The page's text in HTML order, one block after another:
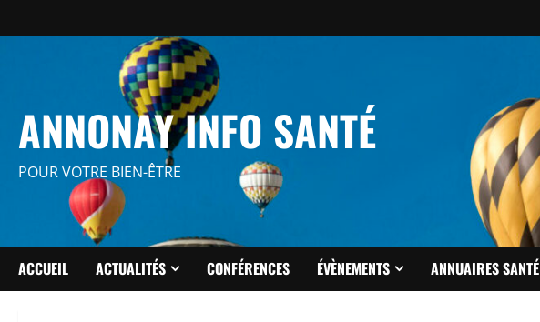
au
ANNONAY INFO SANTÉ
POUR VOTRE BIEN-ÊTRE
ACCUEIL ACTUALITÉS CONFÉRENCES ÉVÈNEMENTS ANNUAIRES SANTÉ